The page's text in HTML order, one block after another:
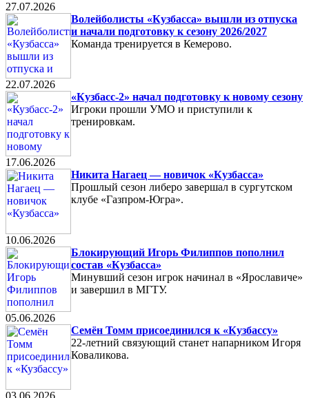
27.07.2026
Волейболисты «Кузбасса» вышли из отпуска
и начали подготовку к сезону 2026/2027
Команда тренируется в Кемерово.
22.07.2026
«Кузбасс-2» начал подготовку к новому сезону
Игроки прошли УМО и приступили к
тренировкам.
17.06.2026
Никита Нагаец — новичок «Кузбасса»
Прошлый сезон либеро завершал в сургутском
клубе «Газпром-Югра».
10.06.2026
Блокирующий Игорь Филиппов пополнил
состав «Кузбасса»
Минувший сезон игрок начинал в «Ярославиче»
и завершил в МГТУ.
05.06.2026
Семён Томм присоединился к «Кузбассу»
22-летний связующий станет напарником Игоря
Коваликова.
03.06.2026